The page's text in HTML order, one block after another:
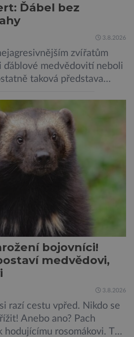
Ďábel bez
3.8.2026
zvířatům
ďáblové medvědovití neboli
taková představa
se dnes již výhradně na
však takovou nálepku
se totiž spíše než o
vzteklouny jedná o
[…]
bojovníci!
medvědovi,
3.8.2026
razí cestu vpřed. Nikdo se
Anebo ano? Pach
hodujícímu rosomákovi. Ten